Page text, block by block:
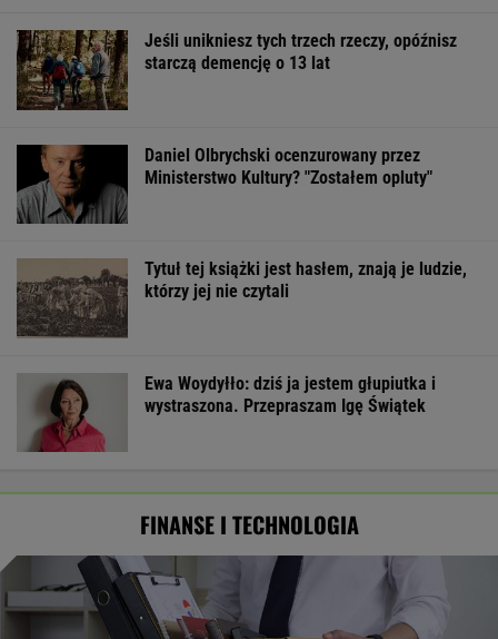
Jeśli unikniesz tych trzech rzeczy, opóźnisz
starczą demencję o 13 lat
Daniel Olbrychski ocenzurowany przez
Ministerstwo Kultury? "Zostałem opluty"
Tytuł tej książki jest hasłem, znają je ludzie,
którzy jej nie czytali
Ewa Woydyłło: dziś ja jestem głupiutka i
wystraszona. Przepraszam Igę Świątek
FINANSE I TECHNOLOGIA